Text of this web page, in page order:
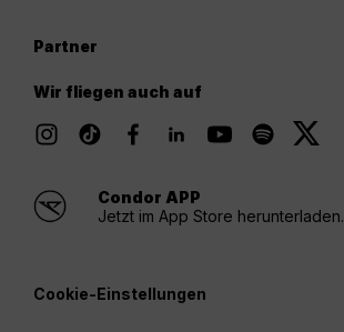
Partner
Wir fliegen auch auf
Condor APP
Jetzt im App Store herunterladen.
Cookie-Einstellungen